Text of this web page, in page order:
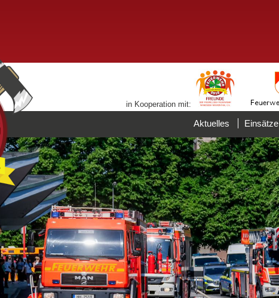
in Kooperation mit:
Aktuelles Einsätze